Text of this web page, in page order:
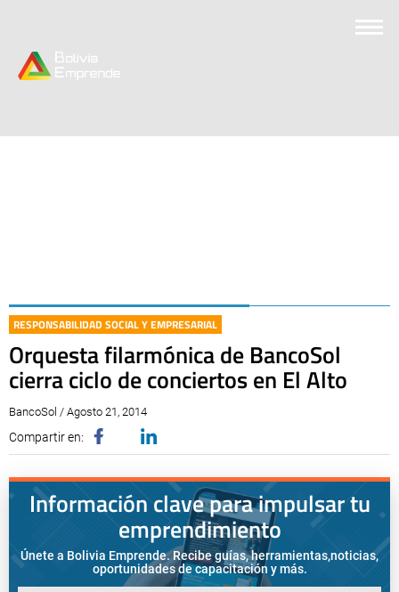
RESPONSABILIDAD SOCIAL Y EMPRESARIAL
Orquesta filarmónica de BancoSol
cierra ciclo de conciertos en El Alto
BancoSol / Agosto 21, 2014
Compartir en:
Información clave para impulsar tu
emprendimiento
Únete a Bolivia Emprende. Recibe guías, herramientas,noticias,
oportunidades de capacitación y más.